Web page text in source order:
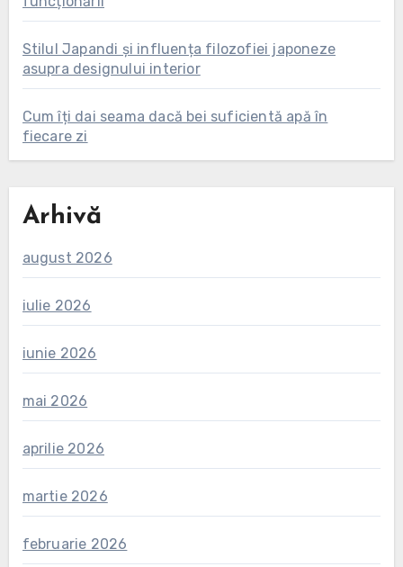
Stilul Japandi și influența filozofiei japoneze
asupra designului interior
Cum îți dai seama dacă bei suficientă apă în
fiecare zi
Arhivă
august 2026
iulie 2026
iunie 2026
mai 2026
aprilie 2026
martie 2026
februarie 2026